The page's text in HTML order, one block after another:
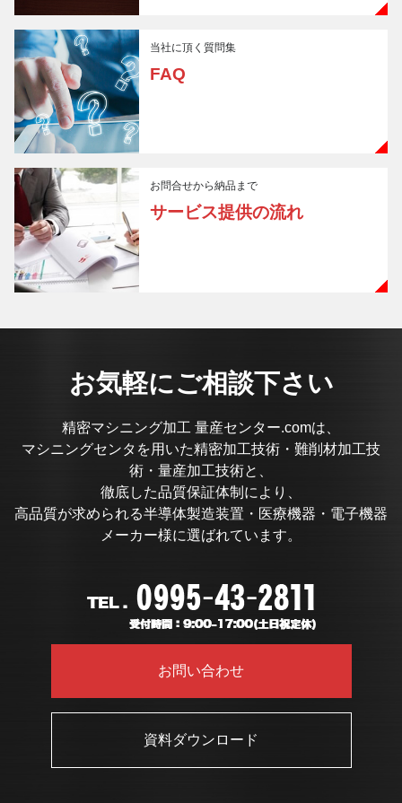
当社に頂く質問集
FAQ
お問合せから納品まで
サービス提供の流れ
お気軽にご相談下さい
精密マシニング加工 量産センター.comは、
マシニングセンタを用いた精密加工技術・難削材加工技
術・量産加工技術と、
徹底した品質保証体制により、
高品質が求められる半導体製造装置・医療機器・電子機器
メーカー様に選ばれています。
お問い合わせ
資料ダウンロード